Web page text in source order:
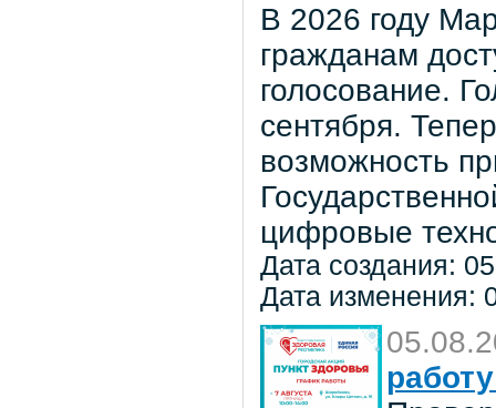
В 2026 году
гражданам
голосование.
сентября.
возможность
цифровые
Дата создания:
Дата изменения: